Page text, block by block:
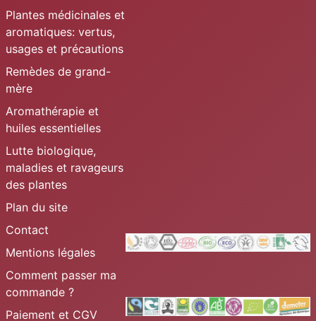
Plantes médicinales et
aromatiques: vertus,
usages et précautions
Remèdes de grand-
mère
Aromathérapie et
huiles essentielles
Lutte biologique,
maladies et ravageurs
des plantes
Plan du site
Contact
Mentions légales
Comment passer ma
commande ?
Paiement et CGV